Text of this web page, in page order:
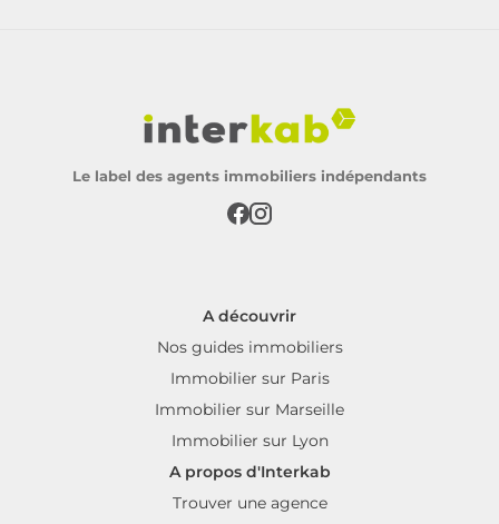
Le label des agents immobiliers indépendants
A découvrir
Nos guides immobiliers
Immobilier sur Paris
Immobilier sur Marseille
Immobilier sur Lyon
A propos d'Interkab
Trouver une agence